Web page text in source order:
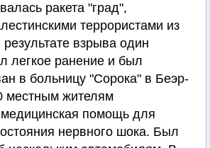
ракета "град",
террористами из
взрыва один
легкое ранение и был
в больницу "Сорока" в Беэр-
местным жителям
помощь для
нервного шока. Был